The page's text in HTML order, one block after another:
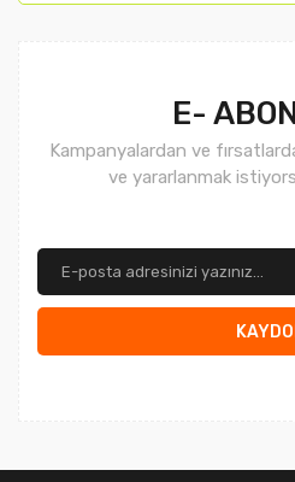
E-
Kampanyalardan ve
ve yararlanmak